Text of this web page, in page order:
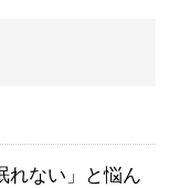
れない」と悩ん